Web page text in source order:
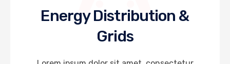
Energy Distribution &
Grids